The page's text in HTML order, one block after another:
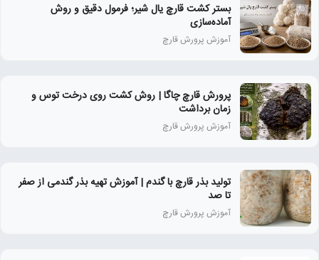
بستر کشت قارچ یال شیر؛ فرمول دقیق و روش
آماده‌سازی
آموزش پرورش قارچ
پرورش قارچ چاگا | روش کشت روی درخت توس و
زمان برداشت
آموزش پرورش قارچ
تولید بذر قارچ با گندم | آموزش تهیه بذر گندمی از صفر
تا صد
آموزش پرورش قارچ